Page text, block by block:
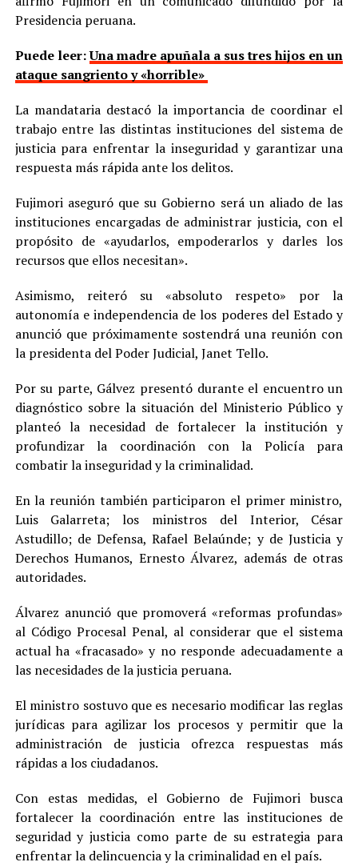
Presidencia peruana.
Puede leer:Una madre apuñala a sus tres hijos en un
ataque sangriento y «horrible»
La mandataria destacó la importancia de coordinar el
trabajo entre las distintas instituciones del sistema de
justicia para enfrentar la inseguridad y garantizar una
respuesta más rápida ante los delitos.
Fujimori aseguró que su Gobierno será un aliado de las
instituciones encargadas de administrar justicia, con el
propósito de «ayudarlos, empoderarlos y darles los
recursos que ellos necesitan».
Asimismo, reiteró su «absoluto respeto» por la
autonomía e independencia de los poderes del Estado y
anunció que próximamente sostendrá una reunión con
la presidenta del Poder Judicial, Janet Tello.
Por su parte, Gálvez presentó durante el encuentro un
diagnóstico sobre la situación del Ministerio Público y
planteó la necesidad de fortalecer la institución y
profundizar la coordinación con la Policía para
combatir la inseguridad y la criminalidad.
En la reunión también participaron el primer ministro,
Luis Galarreta; los ministros del Interior, César
Astudillo; de Defensa, Rafael Belaúnde; y de Justicia y
Derechos Humanos, Ernesto Álvarez, además de otras
autoridades.
Álvarez anunció que promoverá «reformas profundas»
al Código Procesal Penal, al considerar que el sistema
actual ha «fracasado» y no responde adecuadamente a
las necesidades de la justicia peruana.
El ministro sostuvo que es necesario modificar las reglas
jurídicas para agilizar los procesos y permitir que la
administración de justicia ofrezca respuestas más
rápidas a los ciudadanos.
Con estas medidas, el Gobierno de Fujimori busca
fortalecer la coordinación entre las instituciones de
seguridad y justicia como parte de su estrategia para
enfrentar la delincuencia y la criminalidad en el país.